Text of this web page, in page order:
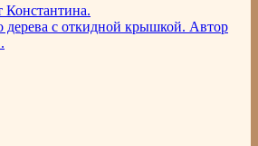
Константина.
дерева с откидной крышкой. Автор